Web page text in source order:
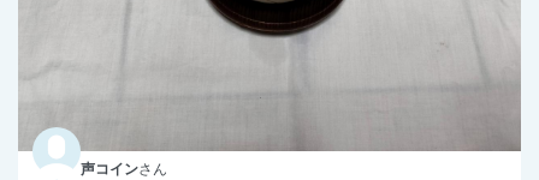
声コインさん